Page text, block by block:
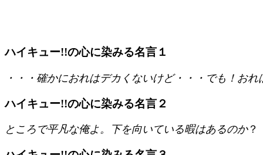
ハイキュー!!の心に染みる名言１
・・・確かにおれはデカくないけど・・・でも！おれ
ハイキュー!!の心に染みる名言２
ところで平凡な俺よ。下を向いている暇はあるのか？